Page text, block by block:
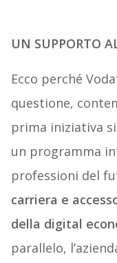
UN SUPPORTO
Ecco perché
questione,
prima iniziativa
un programma
professioni del
carriera e
della digital
parallelo,